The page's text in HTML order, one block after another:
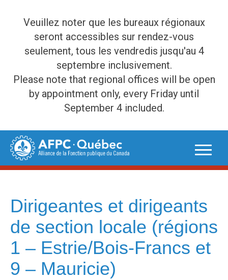
Veuillez noter que les bureaux régionaux
seront accessibles sur rendez-vous
seulement, tous les vendredis jusqu'au 4
septembre inclusivement.
Please note that regional offices will be open
by appointment only, every Friday until
September 4 included.
Skip
content
Dirigeantes et dirigeants
de section locale (régions
1 – Estrie/Bois-Francs et
9 – Mauricie)